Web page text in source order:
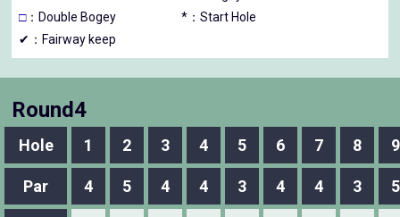
□：Double Bogey
*：Start Hole
✔：Fairway keep
Round4
Hole 1 2 3 4 5 6 7 8 9
Par 4 5 4 4 3 4 4 3 5